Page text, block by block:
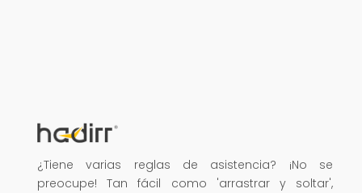
¿Tiene varias reglas de asistencia? ¡No se
preocupe! Tan fácil como 'arrastrar y soltar',